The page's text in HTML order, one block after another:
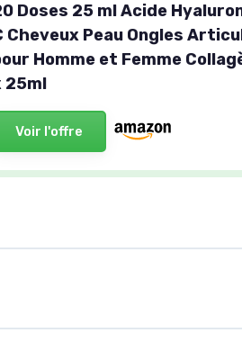
Doses 25 ml Acide
Cheveux Peau Ongles
Homme et Femme
25ml
Voir l'offre